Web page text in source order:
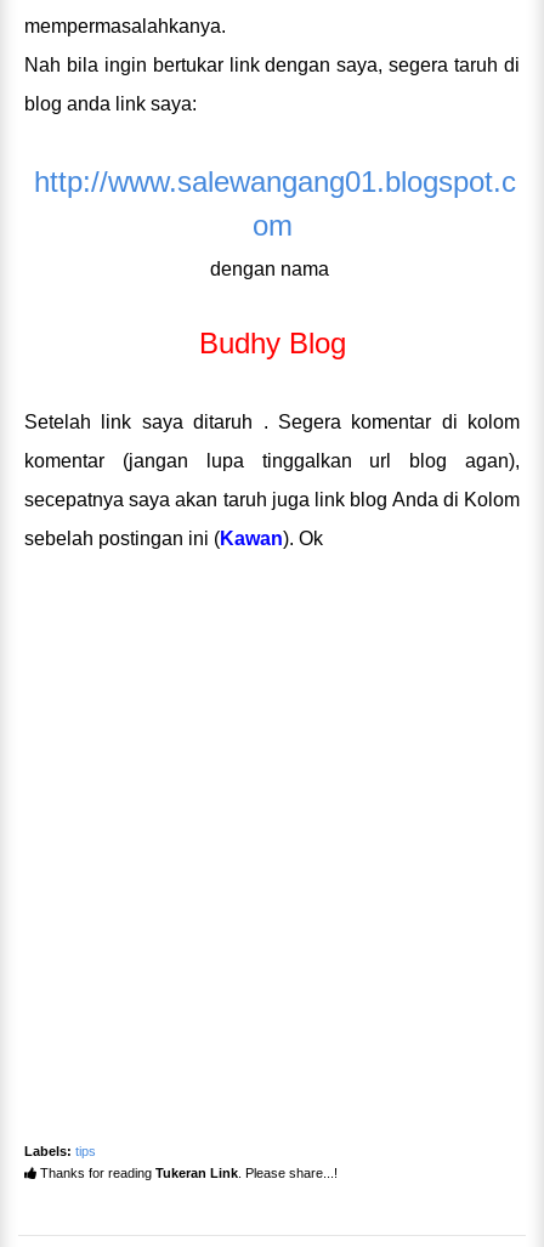
mempermasalahkanya.
Nah bila ingin bertukar link dengan saya, segera taruh di
blog anda link saya:
http://www.salewangang01.blogspot.c
om
dengan nama
Budhy Blog
Setelah link saya ditaruh . Segera komentar di kolom
komentar (jangan lupa tinggalkan url blog agan),
secepatnya saya akan taruh juga link blog Anda di Kolom
sebelah postingan ini (Kawan). Ok
Labels: tips
Thanks for reading Tukeran Link . Please share...!